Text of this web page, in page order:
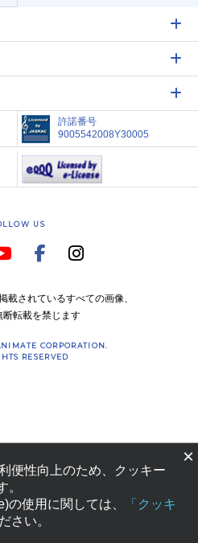
許諾番号
9005542008Y30005
US
載されているすべての画像、
断転載を禁じます
CORPORATION.
RESERVED
×
便性向上のため、クッキー
。
の使用に関しては、
「クッキ
さい。